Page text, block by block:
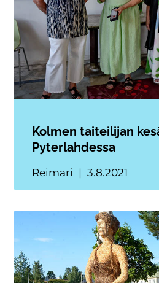
Kolmen taiteilijan
Pyterlahdessa
Reimari 3.8.2021